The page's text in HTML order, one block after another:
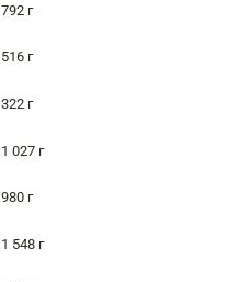
792 г
516 г
322 г
1 027 г
980 г
1 548 г